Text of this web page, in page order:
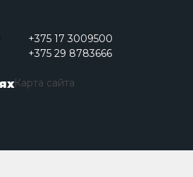
+375 17 3009500
+375 29 8783666
Карта сайта